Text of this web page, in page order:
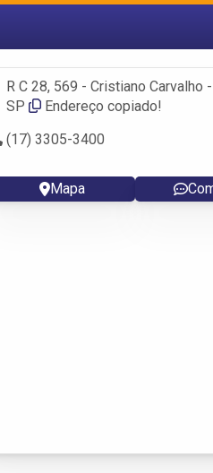
Fazer login
Criar conta
R C 28, 569 - Cristiano Carvalho
SP
Endereço copiado!
(17) 3305-3400
Mapa